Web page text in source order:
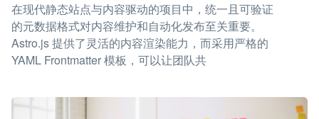
在现代静态站点与内容驱动的项目中，统一且可验证
的元数据格式对内容维护和自动化发布至关重要。
Astro.js 提供了灵活的内容渲染能力，而采用严格的
YAML Frontmatter 模板，可以让团队共